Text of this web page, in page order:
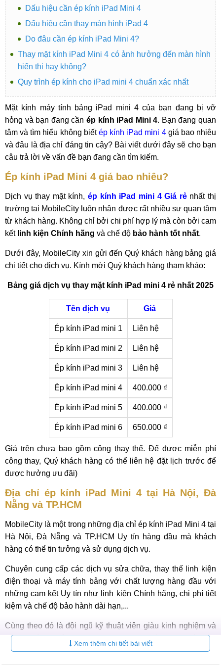
Dấu hiệu cần ép kính iPad Mini 4
Dấu hiệu cần thay màn hình iPad 4
Do đâu cần ép kính iPad Mini 4?
Thay mặt kính iPad Mini 4 có ảnh hưởng đến màn hình
hiển thị hay không?
Quy trình ép kính cho iPad mini 4 chuẩn xác nhất
Mặt kính máy tính bảng iPad mini 4 của bạn đang bị vỡ
hỏng và bạn đang cần ép kính iPad Mini 4. Bạn đang quan
tâm và tìm hiểu không biếtép kính iPad mini 4giá bao nhiêu
và đâu là địa chỉ đáng tin cậy? Bài viết dưới đây sẽ cho bạn
câu trả lời về vấn đề bạn đang cần tìm kiếm.
Ép kính iPad Mini 4 giá bao nhiêu?
Dịch vụ thay mặt kính,ép kính iPad mini 4 Giá rẻnhất thị
trường tại MobileCity luôn nhận được rất nhiều sự quan tâm
từ khách hàng. Không chỉ bởi chi phí hợp lý mà còn bởi cam
kết linh kiện Chính hãng và chế độ bảo hành tốt nhất.
Dưới đây, MobileCity xin gửi đến Quý khách hàng bảng giá
chi tiết cho dịch vụ. Kính mời Quý khách hàng tham khảo:
Bảng giá dịch vụ thay mặt kính iPad mini 4 rẻ nhất 2025
Tên dịch vụ Giá
Ép kính iPad mini 1 Liên hệ
Ép kính iPad mini 2 Liên hệ
Ép kính iPad mini 3 Liên hệ
Ép kính iPad mini 4 400.000 ₫
Ép kính iPad mini 5 400.000 ₫
Ép kính iPad mini 6 650.000 ₫
Giá trên chưa bao gồm công thay thế. Để được miễn phí
công thay, Quý khách hàng có thể liên hệ đặt lịch trước để
được hưởng ưu đãi)
Địa chỉ ép kính iPad Mini 4 tại Hà Nội, Đà
Nẵng và TP.HCM
MobileCity là một trong những địa chỉ ép kính iPad Mini 4 tại
Hà Nội, Đà Nẵng và TP.HCM Uy tín hàng đầu mà khách
hàng có thể tin tưởng và sử dụng dịch vụ.
Chuyên cung cấp các dịch vụ sửa chữa, thay thế linh kiện
điện thoại và máy tính bảng với chất lượng hàng đầu với
những cam kết Uy tín như linh kiện Chính hãng, chi phí tiết
kiệm và chế độ bảo hành dài hạn,...
Cùng theo đó là đội ngũ kỹ thuật viên giàu kinh nghiệm và
trang thiết bị hiện đại, MobileCity cam kết mang đến cho
khách hàng dịch vụ ép kính iPad Mini 4 nhanh chóng, chính
xác và an toàn, giúp chiếc iPad Mini 4 của bạn phục hồi
Xem thêm chi tiết bài viết